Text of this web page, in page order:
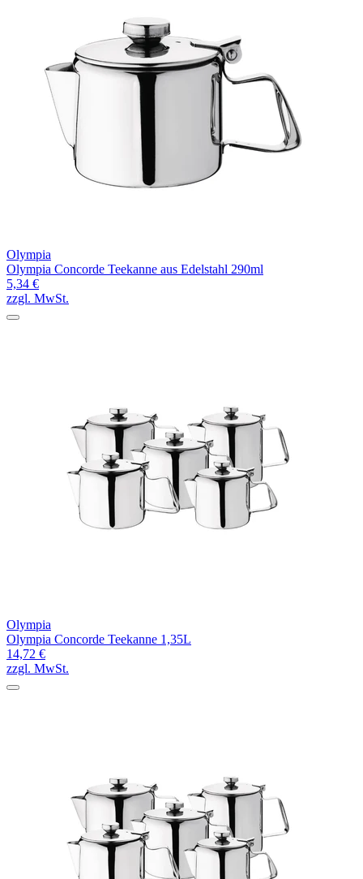
Olympia
Olympia Concorde Teekanne aus Edelstahl 290ml
5,34 €
zzgl. MwSt.
Olympia
Olympia Concorde Teekanne 1,35L
14,72 €
zzgl. MwSt.